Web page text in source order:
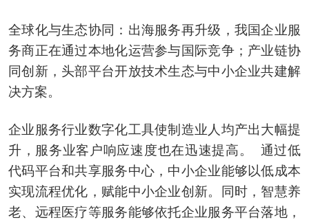
全球化与生态协同：出海服务再升级，我国企业服
务商正在通过本地化运营参与国际竞争；产业链协
同创新，头部平台开放技术生态与中小企业共建解
决方案。
企业服务行业数字化工具使制造业人均产出大幅提
升，服务业客户响应速度也在迅速提高。 通过低
代码平台和共享服务中心，中小企业能够以低成本
实现流程优化，赋能中小企业创新。同时，智慧养
老、远程医疗等服务能够依托企业服务平台落地，